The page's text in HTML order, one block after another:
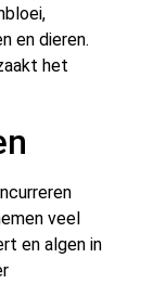
en dieren.
het
veel
en algen in